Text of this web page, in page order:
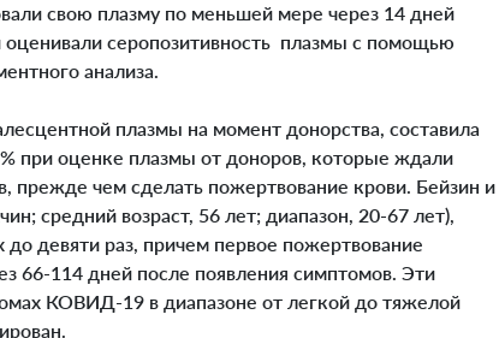
свою плазму по меньшей мере через 14 дней
серопозитивность плазмы с помощью
анализа.
плазмы на момент донорства, составила
при оценке плазмы от доноров, которые ждали
прежде чем сделать пожертвование крови. Бейзин и
средний возраст, 56 лет; диапазон, 20-67 лет),
девяти раз, причем первое пожертвование
66-114 дней после появления симптомов. Эти
КОВИД-19 в диапазоне от легкой до тяжелой